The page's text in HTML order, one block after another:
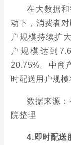
在大数据
动下，消费者
户规模持续扩
户规模达到
20.75%。中商
时配送用户规模
数据来源
院整理
4.即时配送